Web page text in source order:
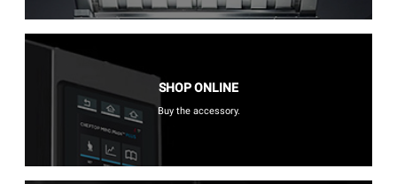
SHOP ONLINE
Buy the accessory.